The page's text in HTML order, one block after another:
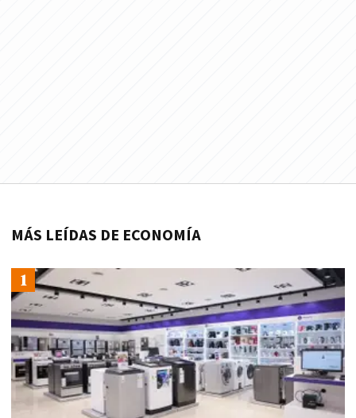
MÁS LEÍDAS DE ECONOMÍA